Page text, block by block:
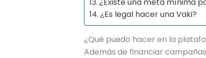
¿Es legal hacer una Vaki?
¿Qué puedo hacer en la
Además de financiar